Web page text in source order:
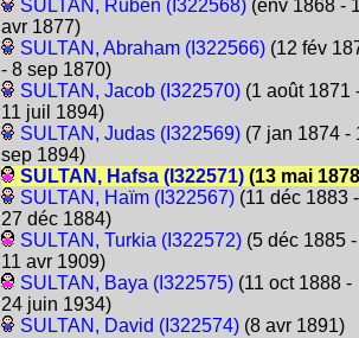
SULTAN, Ruben (I322568)(env 1868 -
avr 1877)
SULTAN, Abraham (I322566)(12 fév
- 8 sep 1870)
SULTAN, Jacob (I322570)(1 août 1871
11 juil 1894)
SULTAN, Judas (I322569)(7 jan 1874 -
sep 1894)
SULTAN, Hafsa (I322571)(13 mai
SULTAN, Haïm (I322567)(11 déc 1883 -
27 déc 1884)
SULTAN, Turkia (I322572)(5 déc 1885 -
11 avr 1909)
SULTAN, Baya (I322575)(11 oct 1888 -
24 juin 1934)
SULTAN, David (I322574)(8 avr 1891)